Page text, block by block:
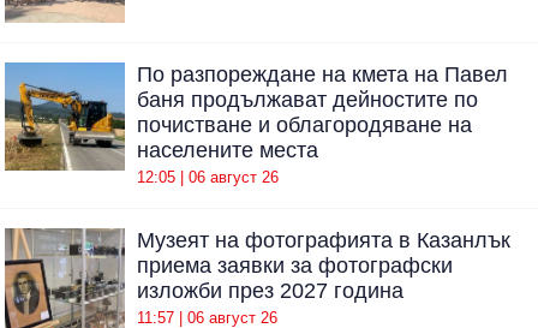
По разпореждане на кмета на Павел
баня продължават дейностите по
почистване и облагородяване на
населените места
12:05 | 06 август 26
Музеят на фотографията в Казанлък
приема заявки за фотографски
изложби през 2027 година
11:57 | 06 август 26